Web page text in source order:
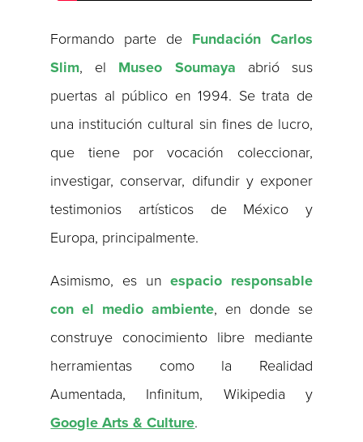
Formando parte de Fundación Carlos
Slim, el Museo Soumaya abrió sus
puertas al público en 1994. Se trata de
una institución cultural sin fines de lucro,
que tiene por vocación coleccionar,
investigar, conservar, difundir y exponer
testimonios artísticos de México y
Europa, principalmente.
Asimismo, es unespacio responsable
con el medio ambiente, en donde se
construye conocimiento libre mediante
herramientas como la Realidad
Aumentada, Infinitum, Wikipedia y
Google Arts & Culture.